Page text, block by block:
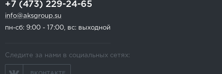
+7 (473) 229-24-65
info@aksgroup.su
пн-сб: 9:00 - 17:00, вс: выходной
Следите за нами в социальных сетях: